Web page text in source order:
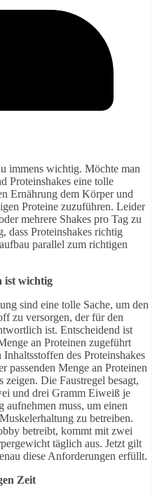
immens wichtig. Möchte man
Proteinshakes eine tolle
Ernährung dem Körper und
Proteine zuzuführen. Leider
mehrere Shakes pro Tag zu
dass Proteinshakes richtig
parallel zum richtigen
ist wichtig
sind eine tolle Sache, um den
zu versorgen, der für den
ist. Entscheidend ist
an Proteinen zugeführt
des Proteinshakes
passenden Menge an Proteinen
Die Faustregel besagt,
und drei Gramm Eiweiß je
muss, um einen
zu betreiben.
betreibt, kommt mit zwei
täglich aus. Jetzt gilt
diese Anforderungen erfüllt.
Zeit